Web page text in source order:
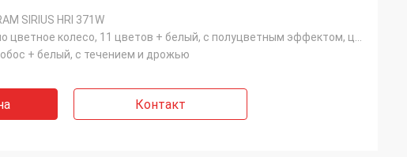
SIRIUS HRI 371W
+ белый, с течением и дрожью
Контакт